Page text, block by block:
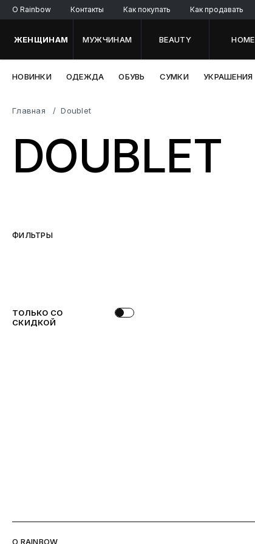
O Rainbow Контакты Как покупать Как продавать
ЖЕНЩИНАМ МУЖЧИНАМ BEAUTY HOME
НОВИНКИ ОДЕЖДА ОБУВЬ СУМКИ УКРАШЕНИЯ
Главная Doublet
DOUBLET
ФИЛЬТРЫ
ТОЛЬКО СО
СКИДКОЙ
O RAINBOW